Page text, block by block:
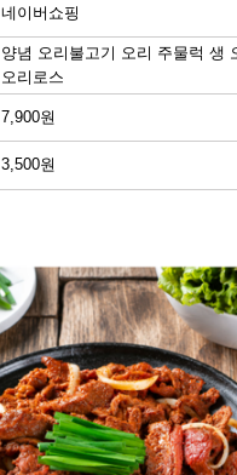
네이버쇼핑
양념 오리불고기 오리 주물럭 생
오리로스
7,900원
3,500원